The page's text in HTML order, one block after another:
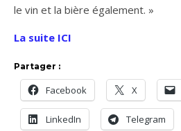
le vin et la bière également. »
La suite ICI
Partager :
Facebook X
LinkedIn Telegram